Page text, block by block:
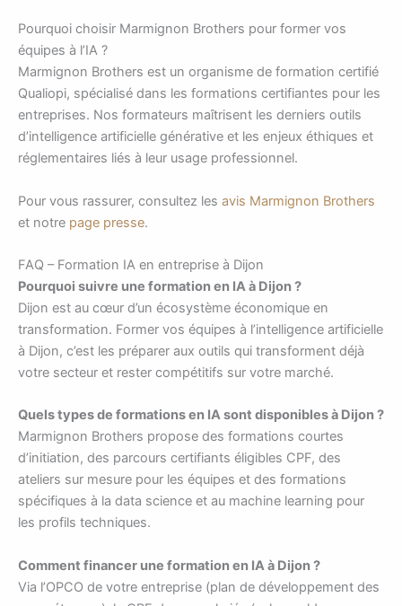
Pourquoi choisir Marmignon Brothers pour former vos
équipes à l’IA ?
Marmignon Brothers est un organisme de formation certifié
Qualiopi, spécialisé dans les formations certifiantes pour les
entreprises. Nos formateurs maîtrisent les derniers outils
d’intelligence artificielle générative et les enjeux éthiques et
réglementaires liés à leur usage professionnel.
Pour vous rassurer, consultez les avis Marmignon Brothers
et notre page presse.
FAQ – Formation IA en entreprise à Dijon
Pourquoi suivre une formation en IA à Dijon ?
Dijon est au cœur d’un écosystème économique en
transformation. Former vos équipes à l’intelligence artificielle
à Dijon, c’est les préparer aux outils qui transforment déjà
votre secteur et rester compétitifs sur votre marché.
Quels types de formations en IA sont disponibles à Dijon ?
Marmignon Brothers propose des formations courtes
d’initiation, des parcours certifiants éligibles CPF, des
ateliers sur mesure pour les équipes et des formations
spécifiques à la data science et au machine learning pour
les profils techniques.
Comment financer une formation en IA à Dijon ?
Via l’OPCO de votre entreprise (plan de développement des